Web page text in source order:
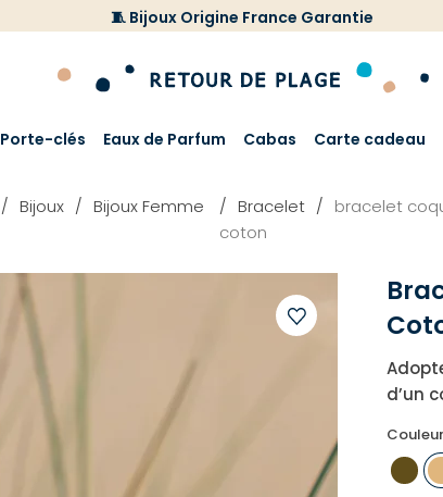
🧵 Bijoux Origine France Garantie
Porte-clés Eaux de Parfum Cabas Carte cadeau
Bijoux Bijoux Femme Bracelet
bracelet
coton
d'envies
d’un